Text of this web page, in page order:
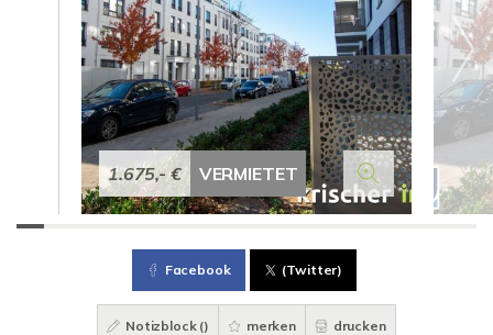
1.675,- € VERMIETET
Facebook (Twitter)
Notizblock () merken drucken